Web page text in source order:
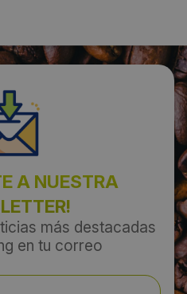
A NUESTRA
más destacadas
en tu correo